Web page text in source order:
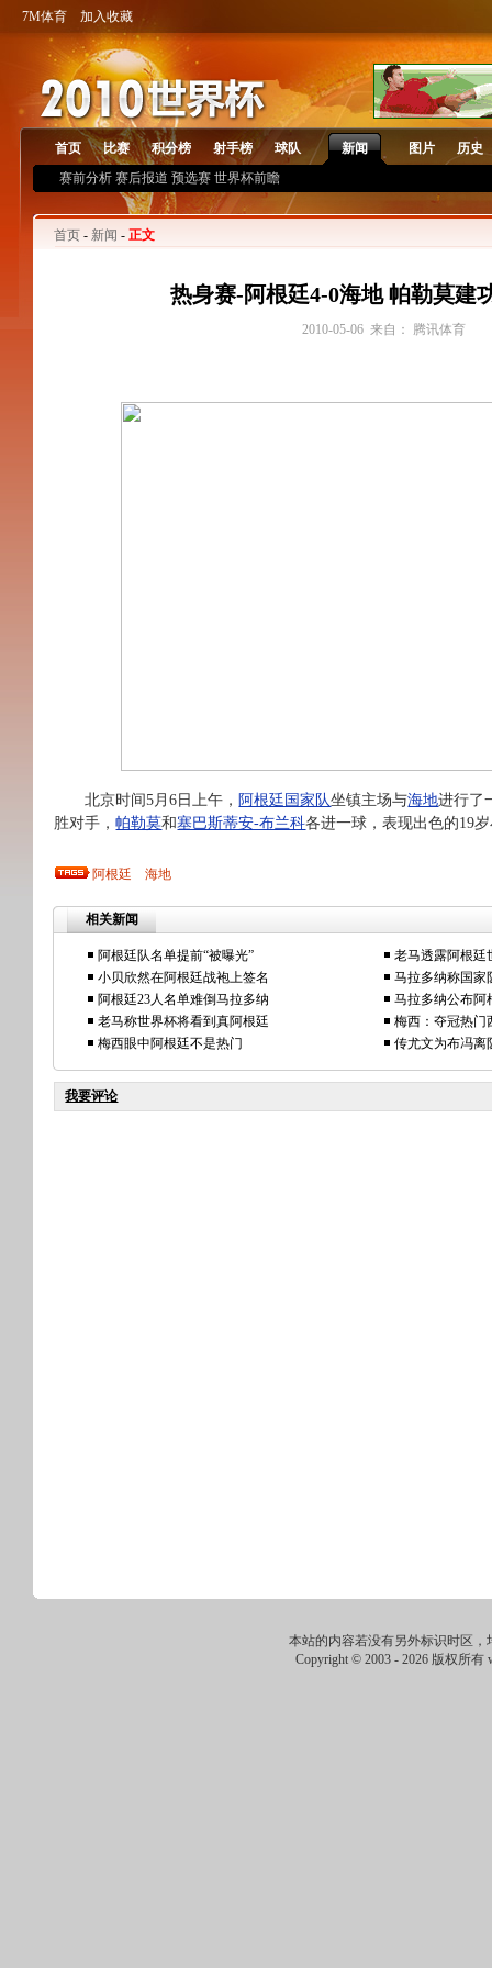
7M体育 加入收藏
首页 比赛 积分榜 射手榜 球队 新闻 图片
历史
赛前分析 赛后报道 预选赛 世界杯前瞻
首页 - 新闻 -正文
热身赛-阿根廷4-0海地 帕勒莫建
2010-05-06 来自： 腾讯体育
北京时间5月6日上午， 阿根廷国家队坐镇主场与海地进行了
胜对手，帕勒莫和塞巴斯蒂安-布兰科各进一球，表现出色的19
阿根廷 海地
相关新闻
阿根廷队名单提前“被曝光”
老马透露阿根廷
小贝欣然在阿根廷战袍上签名
马拉多纳称国家
阿根廷23人名单难倒马拉多纳
马拉多纳公布阿
老马称世界杯将看到真阿根廷
梅西：夺冠热门
梅西眼中阿根廷不是热门
传尤文为布冯离
我要评论
本站的内容若没有另外标识时区，
Copyright © 2003 -2026 版权所有